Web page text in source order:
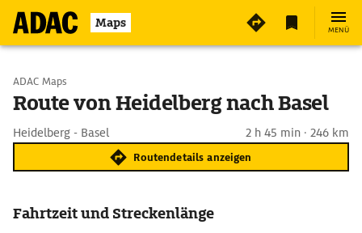
Maps MENÜ
Start wählen
ADAC Maps
Route von Heidelberg nach Basel
Heidelberg - Basel 2 h 45 min · 246 km
Routendetails anzeigen
Fahrtzeit und Streckenlänge